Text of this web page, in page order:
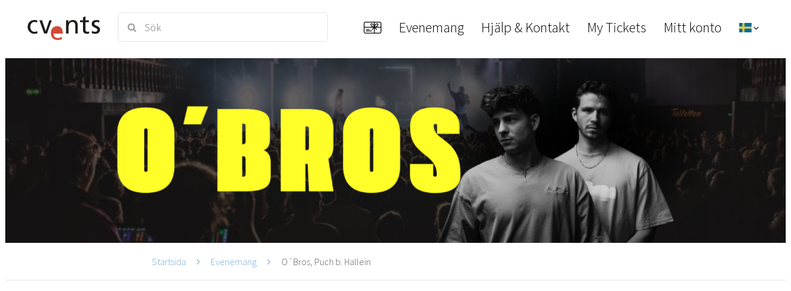
Evenemang Hjälp & Kontakt My Tickets Mitt konto
Startsida Evenemang O´Bros, Puch b. Hallein